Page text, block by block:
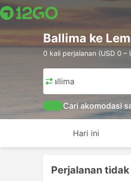
Ballima ke
0 kali perjalanan (USD 0 –
Ballima
Cari akomodasi
Hari ini
Perjalanan